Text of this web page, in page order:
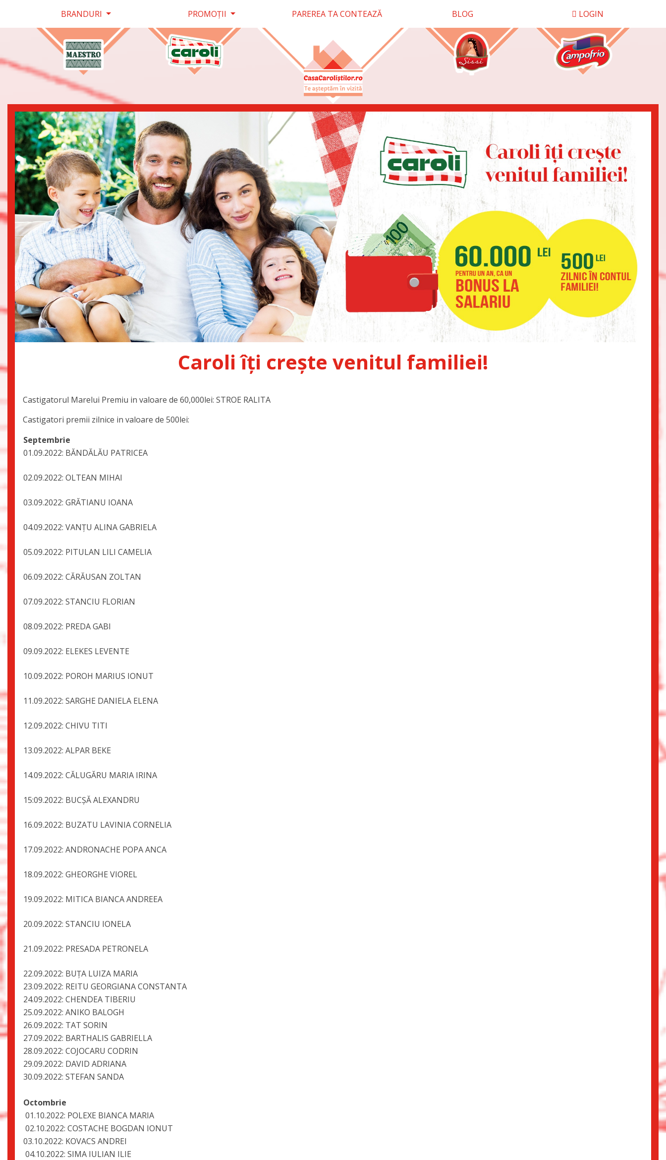
BRANDURI PROMOŢII PAREREA TA CONTEAZĂ BLOG LOGIN
Caroli îți crește venitul familiei!
Castigatorul Marelui Premiu in valoare de 60,000lei: STROE RALITA
Castigatori premii zilnice in valoare de 500lei:
Septembrie
01.09.2022: BĂNDĂLĂU PATRICEA
02.09.2022: OLTEAN MIHAI
03.09.2022: GRĂTIANU IOANA
04.09.2022: VANȚU ALINA GABRIELA
05.09.2022: PITULAN LILI CAMELIA
06.09.2022: CĂRĂUSAN ZOLTAN
07.09.2022: STANCIU FLORIAN
08.09.2022: PREDA GABI
09.09.2022: ELEKES LEVENTE
10.09.2022: POROH MARIUS IONUT
11.09.2022: SARGHE DANIELA ELENA
12.09.2022: CHIVU TITI
13.09.2022: ALPAR BEKE
14.09.2022: CĂLUGĂRU MARIA IRINA
15:09.2022: BUCȘĂ ALEXANDRU
16.09.2022: BUZATU LAVINIA CORNELIA
17.09.2022: ANDRONACHE POPA ANCA
18.09.2022: GHEORGHE VIOREL
19.09.2022: MITICA BIANCA ANDREEA
20.09.2022: STANCIU IONELA
21.09.2022: PRESADA PETRONELA
22.09.2022: BUȚA LUIZA MARIA
23.09.2022: REITU GEORGIANA CONSTANTA
24.09.2022: CHENDEA TIBERIU
25.09.2022: ANIKO BALOGH
26.09.2022: TAT SORIN
27.09.2022: BARTHALIS GABRIELLA
28.09.2022: COJOCARU CODRIN
29.09.2022: DAVID ADRIANA
30.09.2022: STEFAN SANDA
Octombrie
01.10.2022: POLEXE BIANCA MARIA
02.10.2022: COSTACHE BOGDAN IONUT
03.10.2022: KOVACS ANDREI
04.10.2022: SIMA IULIAN ILIE